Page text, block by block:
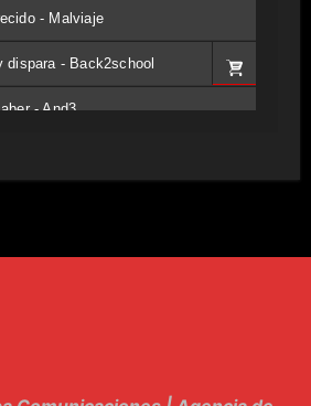
- Malviaje
dispara - Back2school
- And3